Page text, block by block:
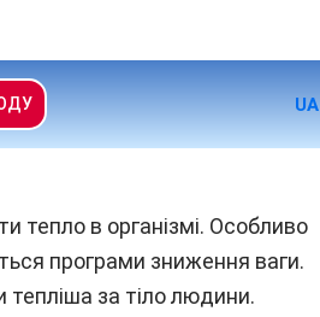
UA
тепло в організмі. Особливо
програми зниження ваги.
тепліша за тіло людини.